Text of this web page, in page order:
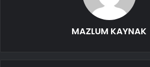
MAZLUM KAYNAK